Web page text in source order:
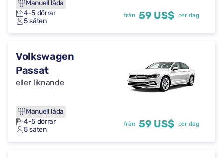
Manuell låda
4-5 dörrar
5 säten
från 59 US$ per dag
Volkswagen
Passat
eller liknande
Manuell låda
4-5 dörrar
5 säten
från 59 US$ per dag